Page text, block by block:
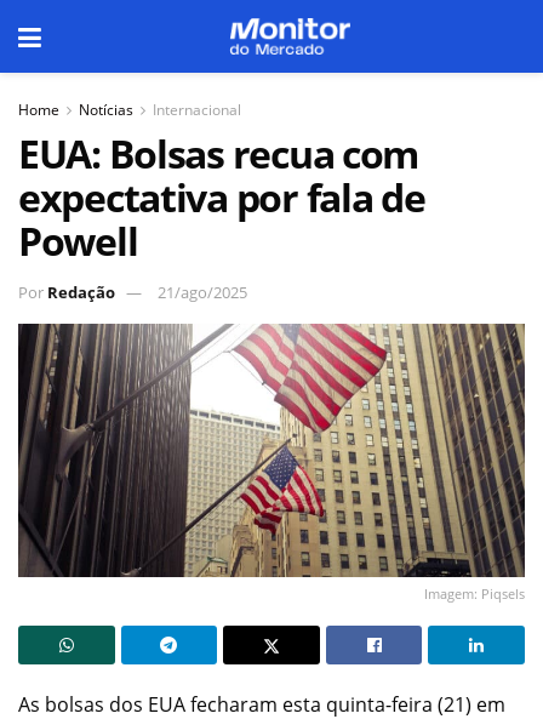
Home Notícias Internacional
EUA: Bolsas recua com
expectativa por fala de
Powell
Por Redação 21/ago/2025
Imagem: Piqsels
As bolsas dos EUA fecharam esta quinta-feira (21) em